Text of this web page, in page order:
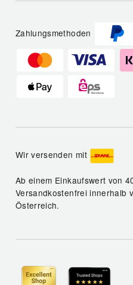
Zahlungsmethoden
Wir versenden mit
Ab einem Einkaufswert von
Versandkostenfrei innerhalb
Österreich.